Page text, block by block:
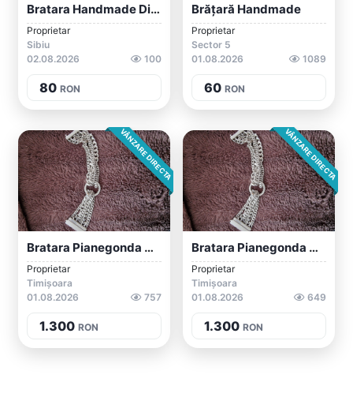
Bratara Handmade Din Ametist, Ametrin Si...
Proprietar
Sibiu
02.08.2026
100
80 RON
Brățară Handmade
Proprietar
Sector 5
01.08.2026
1089
60 RON
VÂNZARE DIRECTA
Bratara Pianegonda Din Argint
Proprietar
Timișoara
01.08.2026
757
1.300 RON
VÂNZARE DIRECTA
Bratara Pianegonda Din Argint
Proprietar
Timișoara
01.08.2026
649
1.300 RON